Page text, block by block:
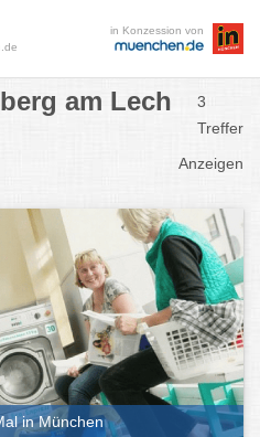
in Konzession von
am Lech
3
Treffer
Anzeigen
in München